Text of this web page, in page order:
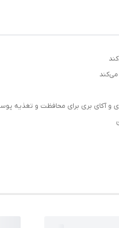
و آکای بری برای محافظت و تغذیه